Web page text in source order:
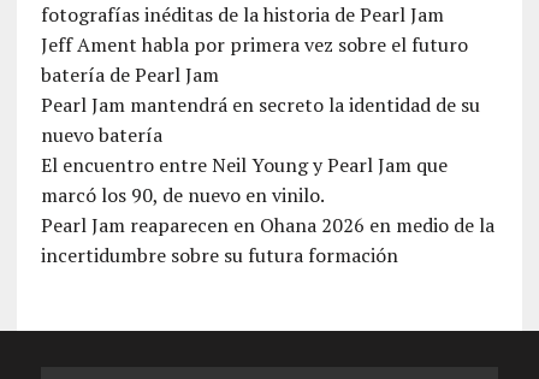
fotografías inéditas de la historia de Pearl Jam
Jeff Ament habla por primera vez sobre el futuro
batería de Pearl Jam
Pearl Jam mantendrá en secreto la identidad de su
nuevo batería
El encuentro entre Neil Young y Pearl Jam que
marcó los 90, de nuevo en vinilo.
Pearl Jam reaparecen en Ohana 2026 en medio de la
incertidumbre sobre su futura formación